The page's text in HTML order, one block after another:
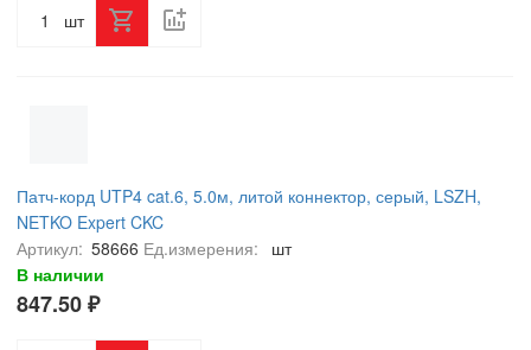
шт
Патч-корд UTP4 cat.6, 5.0м, литой коннектор, серый, LSZH,
NETKO Expert CKC
Артикул: 58666 Ед.измерения:
шт
В наличии
847.50 ₽